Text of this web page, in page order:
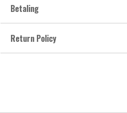
Betaling
Return Policy